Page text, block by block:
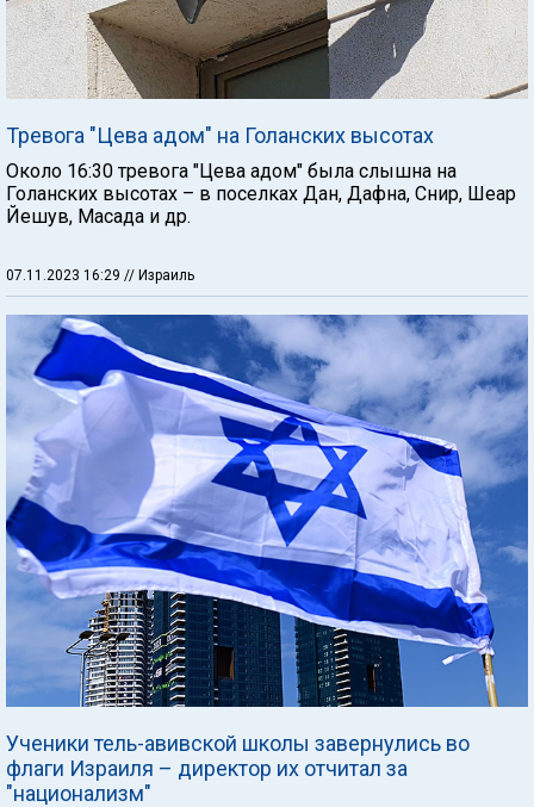
Тревога "Цева адом" на Голанских высотах
Около 16:30 тревога "Цева адом" была слышна на
Голанских высотах – в поселках Дан, Дафна, Снир, Шеар
Йешув, Масада и др.
07.11.2023 16:29 // Израиль
Ученики тель-авивской школы завернулись во
флаги Израиля – директор их отчитал за
"национализм"